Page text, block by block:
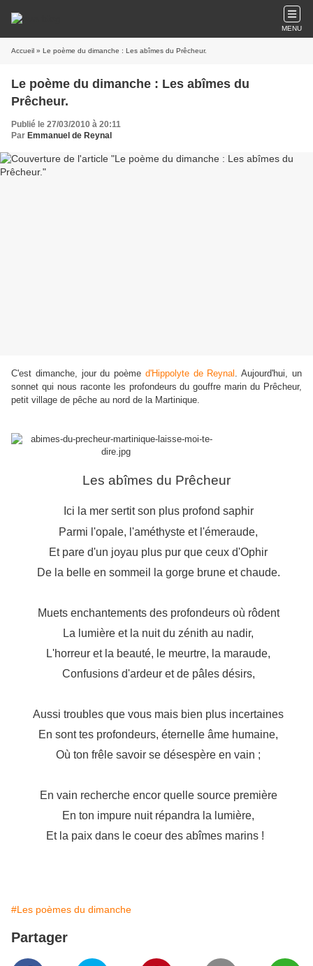
MENU
Accueil » Le poème du dimanche : Les abîmes du Prêcheur.
Le poème du dimanche : Les abîmes du
Prêcheur.
Publié le 27/03/2010 à 20:11
Par Emmanuel de Reynal
C'est dimanche, jour du poème d'Hippolyte de Reynal . Aujourd'hui, un
sonnet qui nous raconte les profondeurs du gouffre marin du Prêcheur,
petit village de pêche au nord de la Martinique.
Les abîmes du Prêcheur
Ici la mer sertit son plus profond saphir
Parmi l'opale, l'améthyste et l'émeraude,
Et pare d'un joyau plus pur que ceux d'Ophir
De la belle en sommeil la gorge brune et chaude.
Muets enchantements des profondeurs où rôdent
La lumière et la nuit du zénith au nadir,
L'horreur et la beauté, le meurtre, la maraude,
Confusions d'ardeur et de pâles désirs,
Aussi troubles que vous mais bien plus incertaines
En sont tes profondeurs, éternelle âme humaine,
Où ton frêle savoir se désespère en vain ;
En vain recherche encor quelle source première
En ton impure nuit répandra la lumière,
Et la paix dans le coeur des abîmes marins !
#Les poèmes du dimanche
Partager